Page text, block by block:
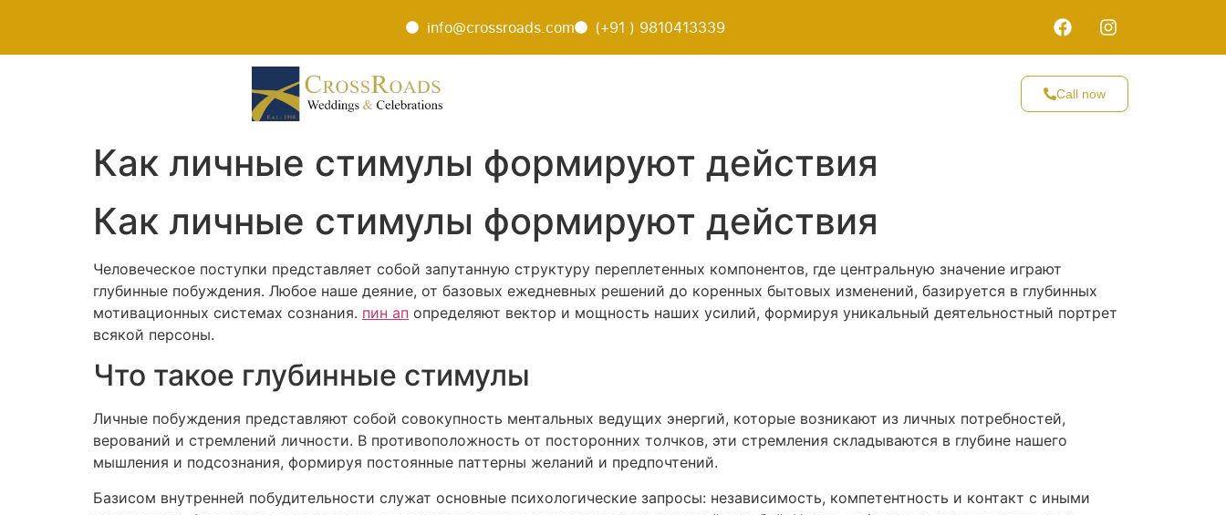
info@crossroads.com (+91 ) 9810413339
Call now
Как личные стимулы формируют действия
Как личные стимулы формируют действия
Человеческое поступки представляет собой запутанную структуру переплетенных компонентов, где центральную значение играют
глубинные побуждения. Любое наше деяние, от базовых ежедневных решений до коренных бытовых изменений, базируется в глубинных
мотивационных системах сознания. пин ап определяют вектор и мощность наших усилий, формируя уникальный деятельностный портрет
всякой персоны.
Что такое глубинные стимулы
Личные побуждения представляют собой совокупность ментальных ведущих энергий, которые возникают из личных потребностей,
верований и стремлений личности. В противоположность от посторонних толчков, эти стремления складываются в глубине нашего
мышления и подсознания, формируя постоянные паттерны желаний и предпочтений.
Базисом внутренней побудительности служат основные психологические запросы: независимость, компетентность и контакт с иными